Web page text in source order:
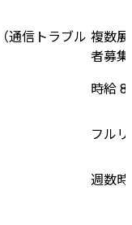
通信トラブル 複数
者募集
時給
フル
週数